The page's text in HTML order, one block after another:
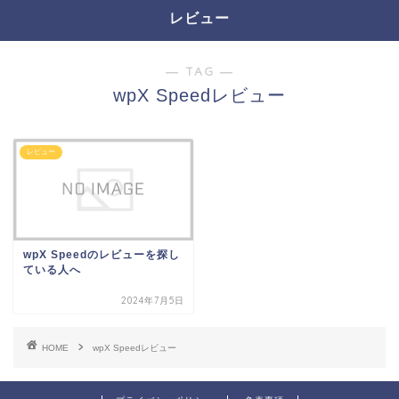
レビュー
― TAG ―
wpX Speedレビュー
レビュー
wpX Speedのレビューを探し
ている人へ
2024年7月5日
HOME wpX Speedレビュー